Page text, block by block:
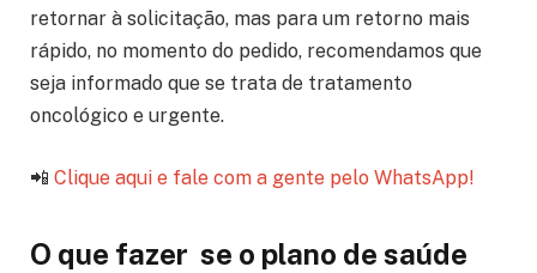
retornar à solicitação, mas para um retorno mais
rápido, no momento do pedido, recomendamos que
seja informado que se trata de tratamento
oncológico e urgente.
📲 Clique aqui e fale com a gente pelo WhatsApp!
O que fazer se o plano de saúde